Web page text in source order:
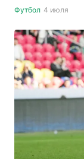
Футбол 4 июля